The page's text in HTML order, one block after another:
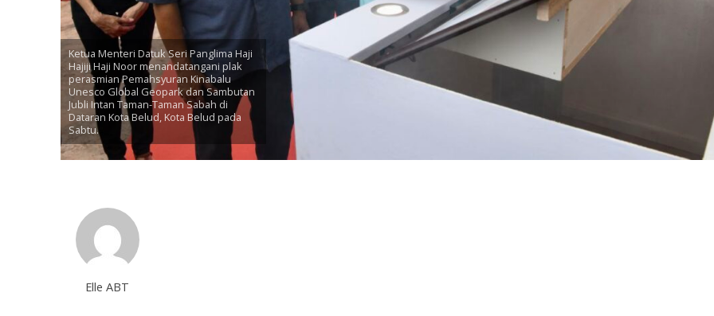
Ketua Menteri Datuk Seri Panglima Haji
Hajiji Haji Noor menandatangani plak
perasmian Pemahsyuran Kinabalu
Unesco Global Geopark dan Sambutan
Jubli Intan Taman-Taman Sabah di
Dataran Kota Belud, Kota Belud pada
Sabtu.
Elle ABT